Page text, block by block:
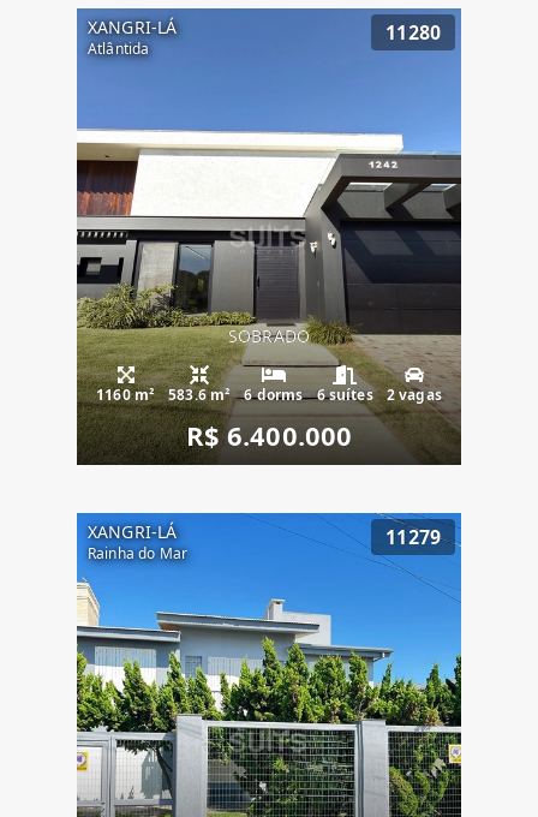
XANGRI-LÁ
Atlântida
11280
SOBRADO
1160 m² 583.6 m² 6 dorms 6 suítes 2 vagas
R$ 6.400.000
XANGRI-LÁ
Rainha do Mar
11279